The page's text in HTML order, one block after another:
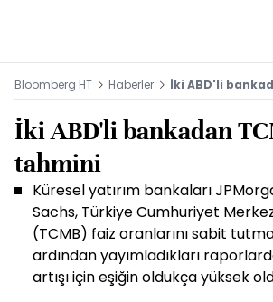
Bloomberg HT Haberler İki ABD'li
İki ABD'li bankadan
tahmini
Küresel yatırım bankaları
Sachs, Türkiye Cumhuriyet
(TCMB) faiz oranlarını sabit
ardından yayımladıkları
artışı için eşiğin oldukça yüksek